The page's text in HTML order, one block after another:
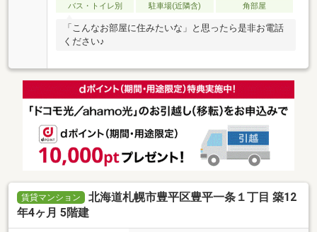
バス・トイレ別
駐車場(近隣含) 角部屋
「こんなお部屋に住みたいな」と思ったら是非お電話
ください♪
賃貸マンション
北海道札幌市豊平区豊平一条１丁目 築12
年4ヶ月 5階建